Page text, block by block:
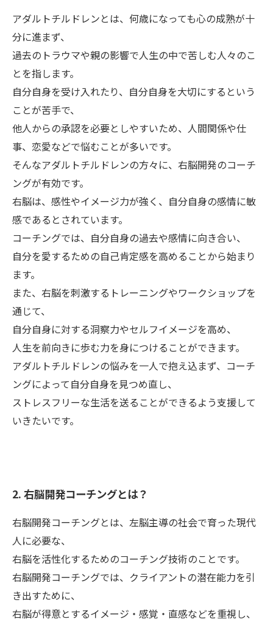
アダルトチルドレンとは、何歳になっても心の成熟が十
分に進まず、
過去のトラウマや親の影響で人生の中で苦しむ人々のこ
とを指します。
自分自身を受け入れたり、自分自身を大切にするという
ことが苦手で、
他人からの承認を必要としやすいため、人間関係や仕
事、恋愛などで悩むことが多いです。
そんなアダルトチルドレンの方々に、右脳開発のコーチ
ングが有効です。
右脳は、感性やイメージ力が強く、自分自身の感情に敏
感であるとされています。
コーチングでは、自分自身の過去や感情に向き合い、
自分を愛するための自己肯定感を高めることから始まり
ます。
また、右脳を刺激するトレーニングやワークショップを
通じて、
自分自身に対する洞察力やセルフイメージを高め、
人生を前向きに歩む力を身につけることができます。
アダルトチルドレンの悩みを一人で抱え込まず、コーチ
ングによって自分自身を見つめ直し、
ストレスフリーな生活を送ることができるよう支援して
いきたいです。
2. 右脳開発コーチングとは？
右脳開発コーチングとは、左脳主導の社会で育った現代
人に必要な、
右脳を活性化するためのコーチング技術のことです。
右脳開発コーチングでは、クライアントの潜在能力を引
き出すために、
右脳が得意とするイメージ・感覚・直感などを重視し、